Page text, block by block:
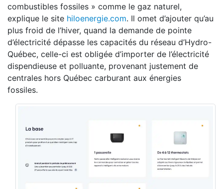
combustibles fossiles » comme le gaz naturel,
explique le site hiloenergie.com. Il omet d’ajouter qu’au
plus froid de l’hiver, quand la demande de pointe
d’électricité dépasse les capacités du réseau d’Hydro-
Québec, celle-ci est obligée d’importer de l’électricité
dispendieuse et polluante, provenant justement de
centrales hors Québec carburant aux énergies
fossiles.